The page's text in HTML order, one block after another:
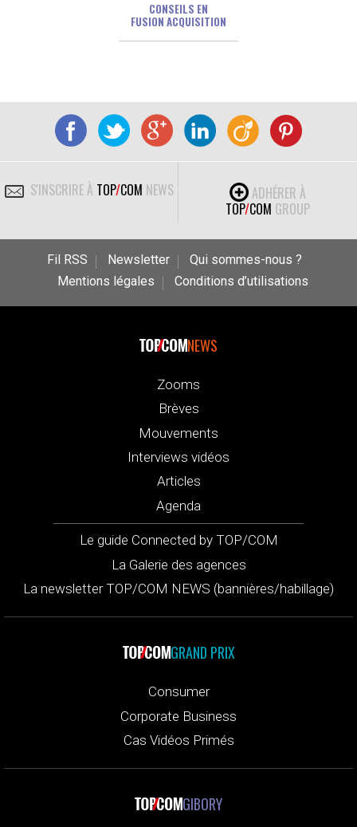
CONSEILS EN
FUSION ACQUISITION
S'INSCRIRE À TOP/COM NEWS
ADHÉRER À
TOP/COM GROUP
Fil RSS Newsletter
Qui sommes-nous ?
Mentions légales
Conditions d’utilisations
NEWS
Zooms
Brèves
Mouvements
Interviews vidéos
Articles
Agenda
Le guide Connected by TOP/COM
La Galerie des agences
La newsletter TOP/COM NEWS (bannières/habillage)
GRAND PRIX
Consumer
Corporate Business
Cas Vidéos Primés
GIBORY